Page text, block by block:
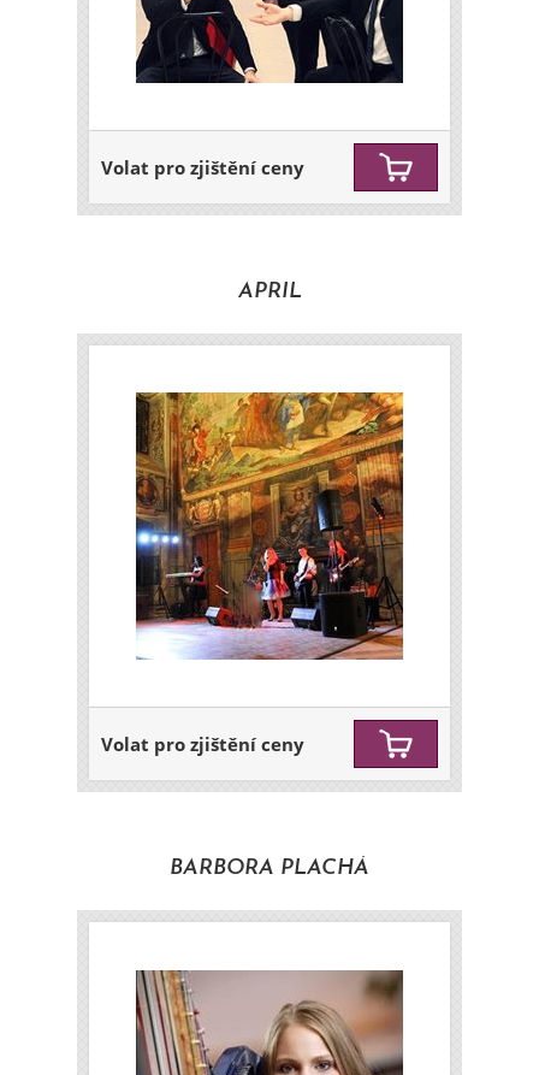
Volat pro zjištění ceny
APRIL
Volat pro zjištění ceny
BARBORA PLACHÁ